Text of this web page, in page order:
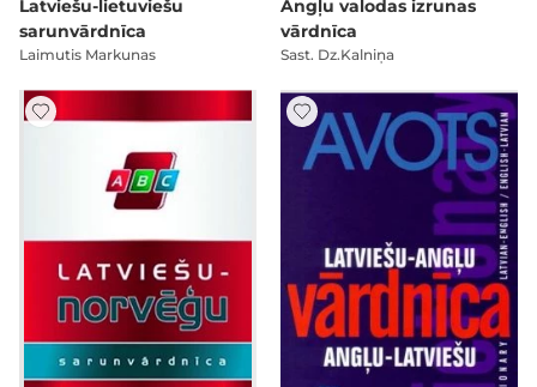
Latviešu-lietuviešu
sarunvārdnīca
Laimutis Markunas
Angļu valodas izrunas
vārdnīca
Sast. Dz.Kalniņa